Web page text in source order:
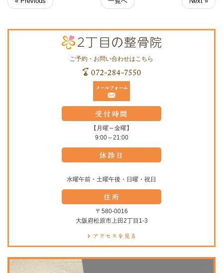
ご予約・お問い合わせはこちら
【月曜～金曜】
9:00～21:00
水曜午前・土曜午後・日曜・祝日
〒580-0016
大阪府松原市上田2丁目1-3